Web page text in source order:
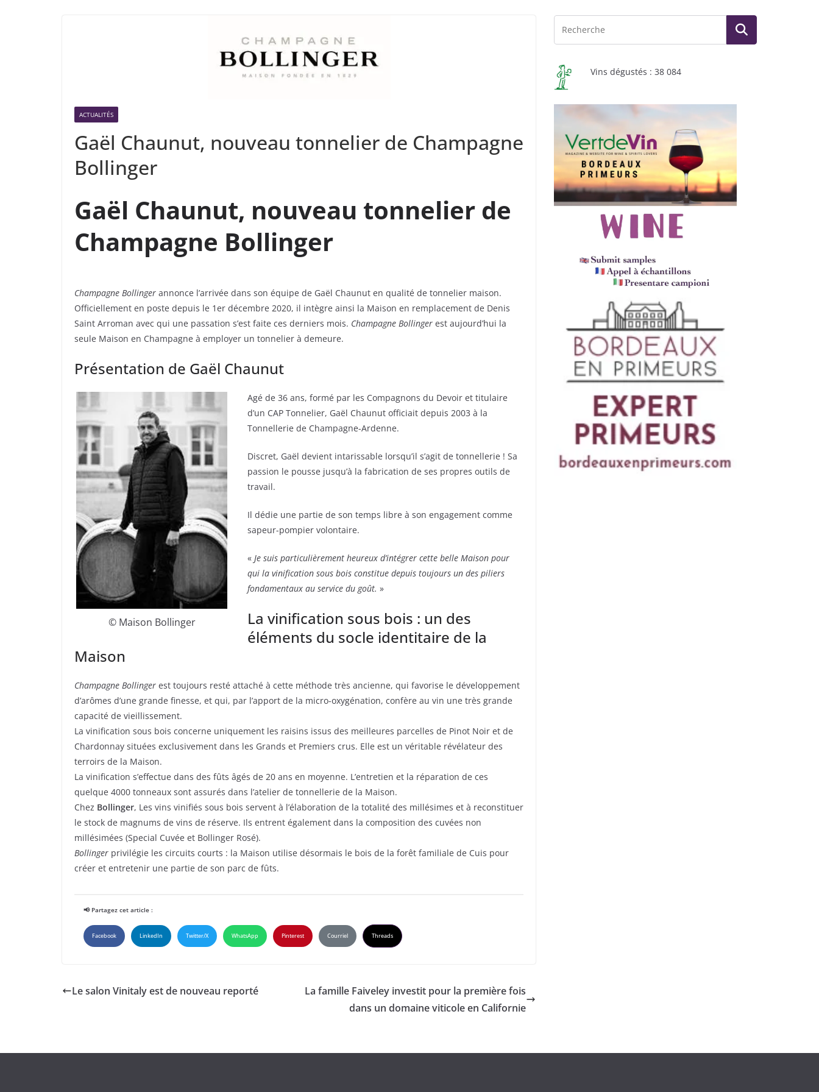
ACTUALITÉS
Gaël Chaunut, nouveau tonnelier de Champagne
Bollinger
Gaël Chaunut, nouveau tonnelier de
Champagne Bollinger
Champagne Bollinger annonce l’arrivée dans son équipe de Gaël Chaunut en qualité de tonnelier maison.
Officiellement en poste depuis le 1er décembre 2020, il intègre ainsi la Maison en remplacement de Denis
Saint Arroman avec qui une passation s’est faite ces derniers mois. Champagne Bollinger est aujourd’hui la
seule Maison en Champagne à employer un tonnelier à demeure.
Présentation de Gaël Chaunut
© Maison Bollinger
Agé de 36 ans, formé par les Compagnons du Devoir et titulaire
d’un CAP Tonnelier, Gaël Chaunut officiait depuis 2003 à la
Tonnellerie de Champagne-Ardenne.
Discret, Gaël devient intarissable lorsqu’il s’agit de tonnellerie ! Sa
passion le pousse jusqu’à la fabrication de ses propres outils de
travail.
Il dédie une partie de son temps libre à son engagement comme
sapeur-pompier volontaire.
« Je suis particulièrement heureux d’intégrer cette belle Maison pour
qui la vinification sous bois constitue depuis toujours un des piliers
fondamentaux au service du goût. »
La vinification sous bois : un des
éléments du socle identitaire de la
Maison
Champagne Bollinger est toujours resté attaché à cette méthode très ancienne, qui favorise le développement
d’arômes d’une grande finesse, et qui, par l’apport de la micro-oxygénation, confère au vin une très grande
capacité de vieillissement.
La vinification sous bois concerne uniquement les raisins issus des meilleures parcelles de Pinot Noir et de
Chardonnay situées exclusivement dans les Grands et Premiers crus. Elle est un véritable révélateur des
terroirs de la Maison.
La vinification s’effectue dans des fûts âgés de 20 ans en moyenne. L’entretien et la réparation de ces
quelque 4000 tonneaux sont assurés dans l’atelier de tonnellerie de la Maison.
Chez Bollinger, Les vins vinifiés sous bois servent à l’élaboration de la totalité des millésimes et à reconstituer
le stock de magnums de vins de réserve. Ils entrent également dans la composition des cuvées non
millésimées (Special Cuvée et Bollinger Rosé).
Bollinger privilégie les circuits courts : la Maison utilise désormais le bois de la forêt familiale de Cuis pour
créer et entretenir une partie de son parc de fûts.
📢 Partagez cet article :
Facebook LinkedIn Twitter/X WhatsApp Pinterest Courriel Threads
Le salon Vinitaly est de nouveau reporté
La famille Faiveley investit pour la première fois
dans un domaine viticole en Californie
Vins dégustés : 38 084